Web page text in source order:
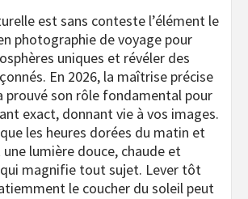
est sans conteste l’élément le
photographie de voyage pour
uniques et révéler des
En 2026, la maîtrise précise
prouvé son rôle fondamental pour
exact, donnant vie à vos images.
les heures dorées du matin et
lumière douce, chaude et
magnifie tout sujet. Lever tôt
le coucher du soleil peut